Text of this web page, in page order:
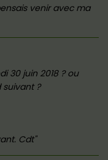
venir avec ma
30 juin 2018 ? ou
?
Cdt